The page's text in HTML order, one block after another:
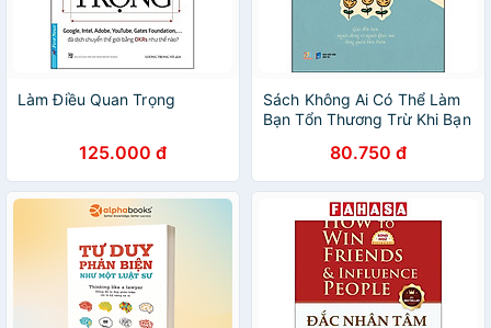
Làm Điều Quan Trọng
125.000 đ
Sách Không Ai Có Thể Làm
Bạn Tổn Thương Trừ Khi Bạn
Bookmark Gồm 4 Cái)
80.750 đ